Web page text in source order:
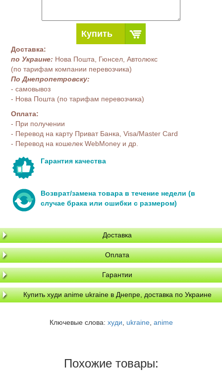
Купить
Доставка:
по Украине: Нова Пошта, Гюнсел, Автолюкс
(по тарифам компании перевозчика)
По Днепропетровску:
- самовывоз
- Нова Пошта (по тарифам перевозчика)
Оплата:
- При получении
- Перевод на карту Приват Банка, Visa/Master Card
- Перевод на кошелек WebMoney и др.
Гарантия качества
Возврат/замена товара в течение недели (в
случае брака или ошибки с размером)
Доставка
Оплата
Гарантии
Купить худи anime ukraine в Днепре, доставка по Украине
Ключевые слова: худи, ukraine, anime
Похожие товары: